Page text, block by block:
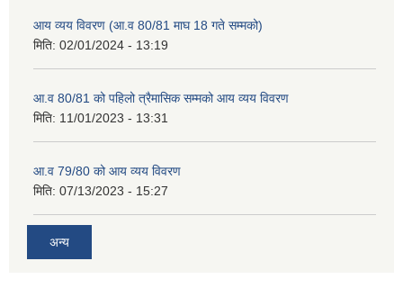
आय व्यय विवरण (आ.व 80/81 माघ 18 गते सम्मको)
मिति: 02/01/2024 - 13:19
आ.व 80/81 को पहिलो त्रैमासिक सम्मको आय व्यय विवरण
मिति: 11/01/2023 - 13:31
आ.व 79/80 को आय व्यय विवरण
मिति: 07/13/2023 - 15:27
अन्य